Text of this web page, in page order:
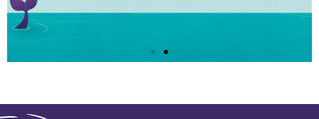
ASTIC' AUTEURS"